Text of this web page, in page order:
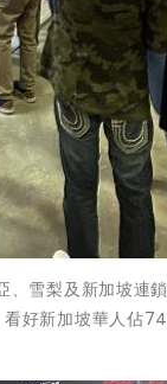
雪梨及新加坡連
好新加坡華人佔